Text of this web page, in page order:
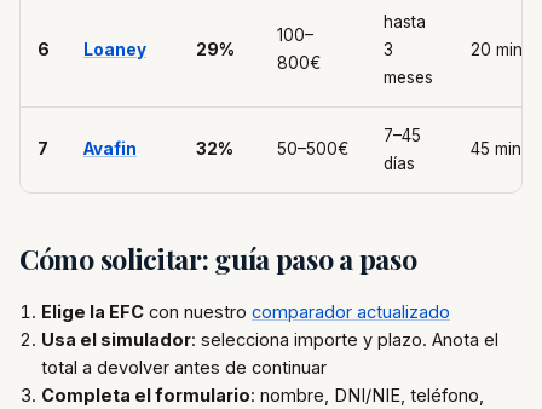
6 Loaney 29%
100–
800€
hasta
3
meses
20 min
7 Avafin 32% 50–500€
7–45
días
45 min
Cómo solicitar: guía paso a paso
Elige la EFC con nuestro comparador actualizado
Usa el simulador: selecciona importe y plazo. Anota el
total a devolver antes de continuar
Completa el formulario: nombre, DNI/NIE, teléfono,